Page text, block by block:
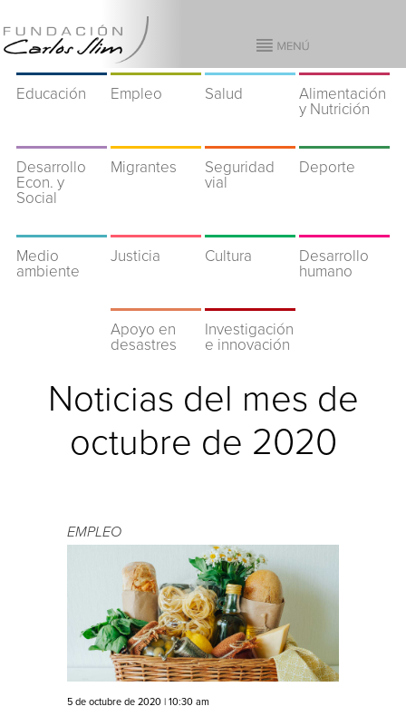
Educación Empleo Salud
Alimentación
y Nutrición
Desarrollo
Econ. y
Social
Migrantes
Seguridad
vial
Deporte
Medio
ambiente
Justicia Cultura
Desarrollo
humano
Apoyo en
desastres
Investigación
e innovación
Noticias del mes de
octubre de 2020
EMPLEO
5 de octubre de 2020 | 10:30 am